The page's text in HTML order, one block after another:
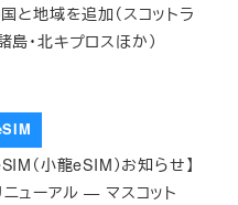
と地域を追加（スコットラ
島・北キプロスほか）
（小龍eSIM）お知らせ】
ニューアル — マスコット